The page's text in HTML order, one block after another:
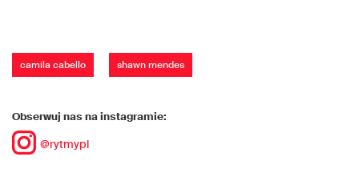
camila cabello shawn mendes
Obserwuj nas na instagramie:
@rytmypl